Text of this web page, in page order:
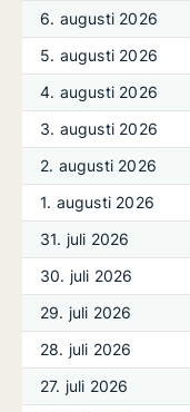
6. augusti 2026
5. augusti 2026
4. augusti 2026
3. augusti 2026
2. augusti 2026
1. augusti 2026
31. juli 2026
30. juli 2026
29. juli 2026
28. juli 2026
27. juli 2026